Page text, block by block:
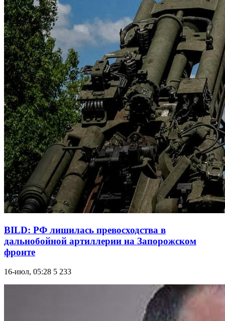
BILD: РФ лишилась превосходства в
дальнобойной артиллерии на Запорожском
фронте
16-июл, 05:28 5 233